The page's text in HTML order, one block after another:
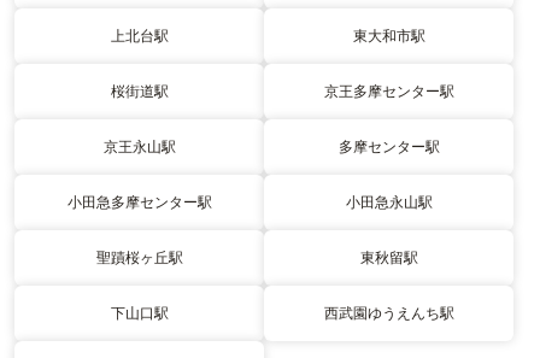
上北台駅 東大和市駅
桜街道駅 京王多摩センター駅
京王永山駅 多摩センター駅
小田急多摩センター駅 小田急永山駅
聖蹟桜ヶ丘駅 東秋留駅
下山口駅 西武園ゆうえんち駅